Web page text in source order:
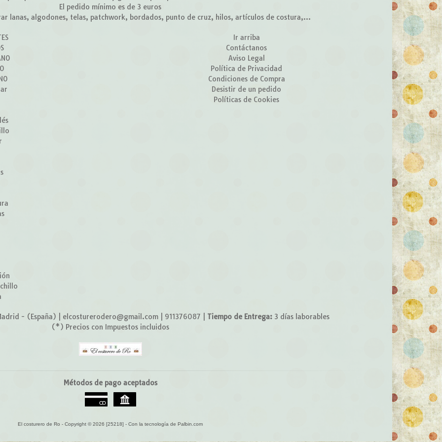
El pedido mínimo es de 3 euros
lanas, algodones, telas, patchwork, bordados, punto de cruz, hilos, artículos de costura,...
Ir arriba
Contáctanos
Aviso Legal
Política de Privacidad
Condiciones de Compra
Desistir de un pedido
Políticas de Cookies
- (España) | elcosturerodero@gmail.com | 911376087 Tiempo de Entrega: 3 días laborables
(*) Precios con Impuestos incluidos
Métodos de pago aceptados
El costurero de Ro - Copyright © 2026 [25218] - Con la tecnología de Palbin.com